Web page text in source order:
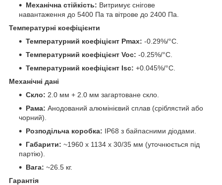
Механічна стійкість: Витримує снігове
навантаження до 5400 Па та вітрове до 2400 Па.
Температурні коефіцієнти
Температурний коефіцієнт Pmax: -0.29%/°C.
Температурний коефіцієнт Voc: -0.25%/°C.
Температурний коефіцієнт Isc: +0.045%/°C.
Механічні дані
Скло: 2.0 мм + 2.0 мм загартоване скло.
Рама: Анодований алюмінієвий сплав (сріблястий або
чорний).
Розподільча коробка: IP68 з байпасними діодами.
Габарити: ~1960 x 1134 x 30/35 мм (уточнюється під
партію).
Вага: ~26.5 кг.
Гарантія